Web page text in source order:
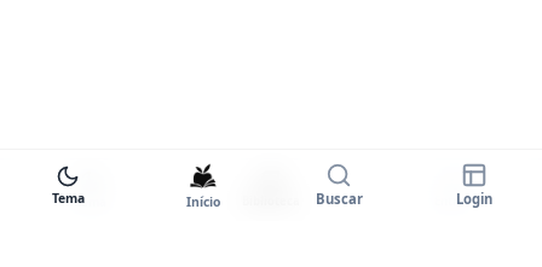
Tema Início Buscar Login
Tema Entrar